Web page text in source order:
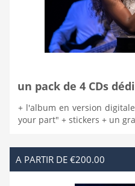
un pack de 4 CDs
+ l'album en version
your part" + stickers + un
A PARTIR DE €200.00